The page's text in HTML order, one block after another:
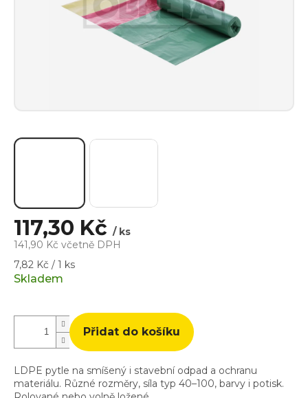
117,30 Kč / ks
141,90 Kč včetně DPH
Měrná
cena:
7,82 Kč / 1 ks
Skladem
Přidat do košíku
LDPE pytle na smíšený i stavební odpad a ochranu
materiálu. Různé rozměry, síla typ 40–100, barvy i potisk.